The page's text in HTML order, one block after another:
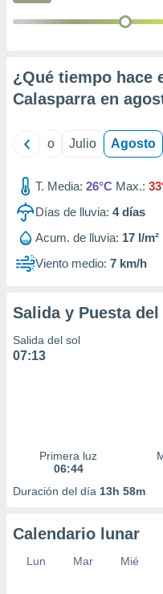
mediante
publicidad
publicidad
1199
¿Qué tiempo hace
Calasparra en
Junio Julio Agosto
T. Media: 26°C Max.:
Días de lluvia: 4días
Acum. de lluvia: 17 l/m²
Viento medio: 7 km/h
Salida y Puesta del
Salida del sol
07:13
Primera luz
06:44
Duración del día 13h 58m
Calendario lunar
Lun Mar Mié